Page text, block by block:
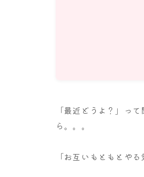
「最近どうよ？」っ
ら。。。
「お互いもともとや